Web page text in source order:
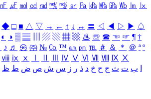
㎋ ㎌ ㏖ ㏅ ㎭ ㎮ ㎯ ㏛ ㎩ ㎪ ㎫ ㎬ ㏝ ㏐
㏓
◆ □ ■ △ ▽ → ← ↑ ↓ ↔ 〓 ◁ ◀ ▷ ▶ ♤
◐ ◑ ▒ ▤ ▨ ▧ ▦ ▩ ♨ ☏ ☎ ☜ ☞ ¶ †
♪ ♬ ㉿ ㈜ № ㏇ ™ ㏂ ㏘ ℡ ＃ ＆ ＊ ＠ ª º
ⅷ ⅸ ⅹ Ⅳ Ⅴ Ⅵ Ⅶ Ⅷ Ⅸ Ⅹ
ب ت ث ج ح خ د ذ ر ز س ش ص ض ط ظ